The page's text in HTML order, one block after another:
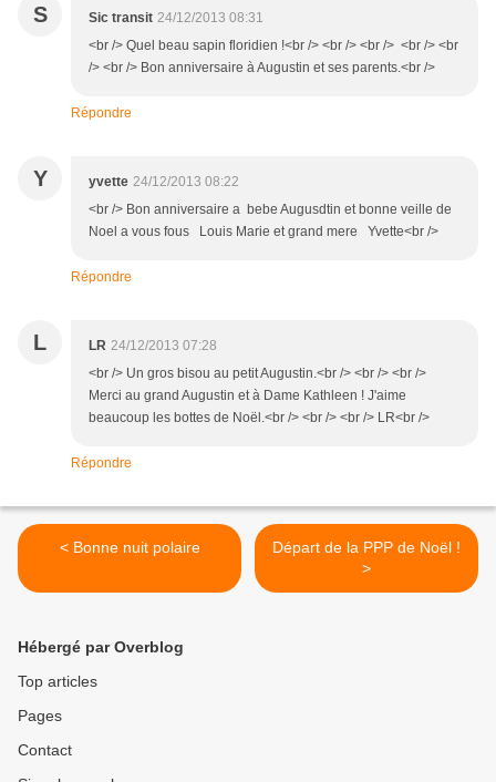
S Sic transit 24/12/2013 08:31
<br /> Quel beau sapin floridien !<br /> <br /> <br /> <br /> <br
/> <br /> Bon anniversaire à Augustin et ses parents.<br />
Répondre
Y yvette 24/12/2013 08:22
<br /> Bon anniversaire a bebe Augusdtin et bonne veille de
Noel a vous fous Louis Marie et grand mere Yvette<br />
Répondre
L LR 24/12/2013 07:28
<br /> Un gros bisou au petit Augustin.<br /> <br /> <br />
Merci au grand Augustin et à Dame Kathleen ! J'aime
beaucoup les bottes de Noël.<br /> <br /> <br /> LR<br />
Répondre
< Bonne nuit polaire
Départ de la PPP de Noël !
>
Hébergé par Overblog
Top articles
Pages
Contact